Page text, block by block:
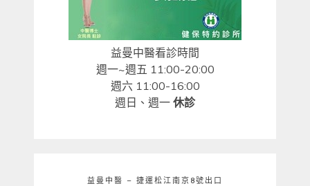
益曼中醫看診時間
週一~週五 11:00-20:00
週六 11:00-16:00
週日、週一 休診
益曼中醫 – 捷運松江南京8號出口